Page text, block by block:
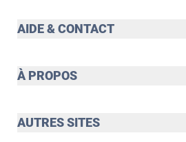
AIDE & CONTACT
À PROPOS
AUTRES SITES